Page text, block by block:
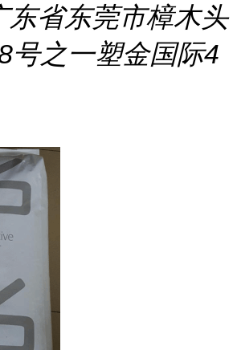
东省东莞市樟木头
号之一塑金国际4